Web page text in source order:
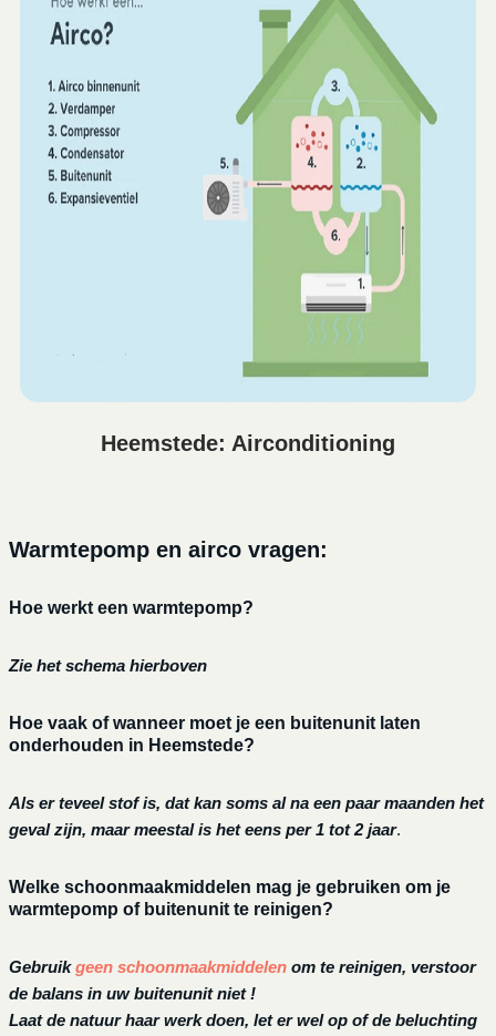
Heemstede: Airconditioning
Warmtepomp en airco vragen:
Hoe werkt een warmtepomp?
Zie het schema hierboven
Hoe vaak of wanneer moet je een buitenunit laten
onderhouden in Heemstede?
Als er teveel stof is, dat kan soms al na een paar maanden het
geval zijn, maar meestal is het eens per 1 tot 2 jaar.
Welke schoonmaakmiddelen mag je gebruiken om je
warmtepomp of buitenunit te reinigen?
Gebruikgeen schoonmaakmiddelen om te reinigen, verstoor
de balans in uw buitenunit niet !
Laat de natuur haar werk doen, let er wel op of de beluchting